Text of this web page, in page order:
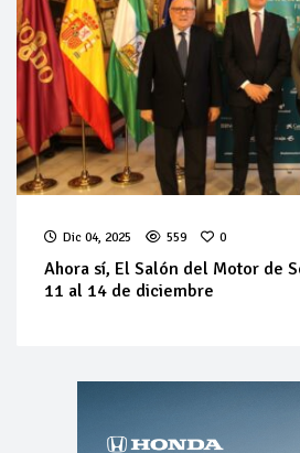
Dic 04, 2025 559 0
Ahora sí, El Salón del Motor de
11 al 14 de diciembre